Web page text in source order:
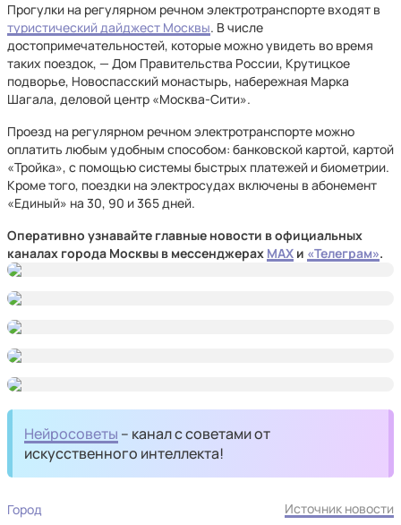
Прогулки на регулярном речном электротранспорте входят в
туристический дайджест Москвы. В числе
достопримечательностей, которые можно увидеть во время
таких поездок, — Дом Правительства России, Крутицкое
подворье, Новоспасский монастырь, набережная Марка
Шагала, деловой центр «Москва-Сити».
Проезд на регулярном речном электротранспорте можно
оплатить любым удобным способом: банковской картой, картой
«Тройка», с помощью системы быстрых платежей и биометрии.
Кроме того, поездки на электросудах включены в абонемент
«Единый» на 30, 90 и 365 дней.
Оперативно узнавайте главные новости в официальных
каналах города Москвы в мессенджерах MAX и «Телеграм».
Нейросоветы – канал с советами от
искусственного интеллекта!
Город Источник новости